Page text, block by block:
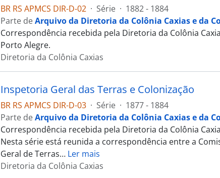
BR RS APMCS DIR-D-02 · Série · 1882 - 1884
Parte deArquivo da Diretoria da Colônia Caxias e da
Correspondência recebida pela Diretoria da Colônia
Porto Alegre.
Diretoria da Colônia Caxias
Inspetoria Geral das Terras e Colonização
BR RS APMCS DIR-D-03 · Série · 1877 - 1884
Parte deArquivo da Diretoria da Colônia Caxias e da
Correspondência recebida pela Diretoria da Colônia
Nesta série está reunida a correspondência entre a
Geral de Terras… Ler mais
Diretoria da Colônia Caxias